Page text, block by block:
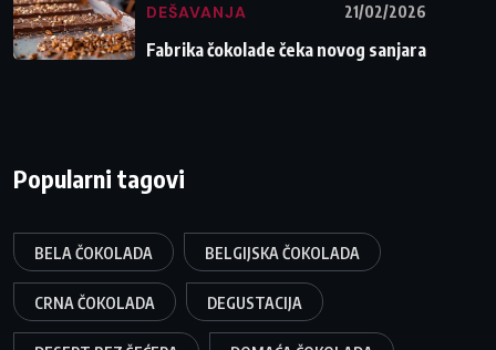
DEŠAVANJA
21/02/2026
Fabrika čokolade čeka novog sanjara
Popularni tagovi
BELA ČOKOLADA BELGIJSKA ČOKOLADA
CRNA ČOKOLADA DEGUSTACIJA